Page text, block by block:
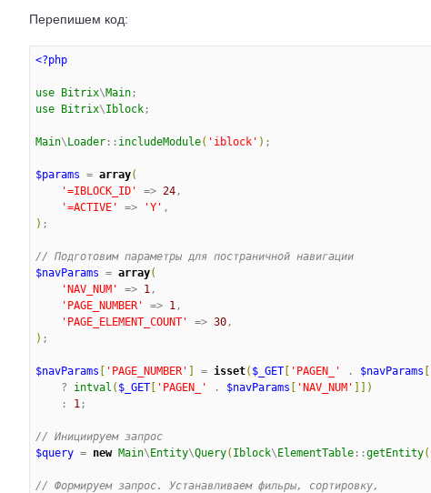
Перепишем код:
<?php
use Bitrix\Main
use Bitrix\Iblock;
Main\Loader :: includeModule( ' iblock ' ) ;
$params = array(
'=IBLOCK_ID ' => 24,
'=ACTIVE ' => 'Y '
) ;
// Подготовим параметры для постраничной навигации
$navParams = array(
'NAV_NUM ' => 1,
' PAGE_NUMBER ' => 1,
' PAGE_ELEMENT_COUNT ' => 30
) ;
$navParams [ ' PAGE_NUMBER ' ] = isset( $_GET [ ' PAGEN_ ' . $navParams [
    ?
intval ( $_GET [ ' PAGEN_ ' . $navParams [ 'NAV_NUM ' ] ] )
    :
1;
// Инициируем запрос
$query = new Main\Entity\Query( Iblock\ElementTable ::getEntity(
// Формируем запрос. Устанавливаем фильры, сортировку,